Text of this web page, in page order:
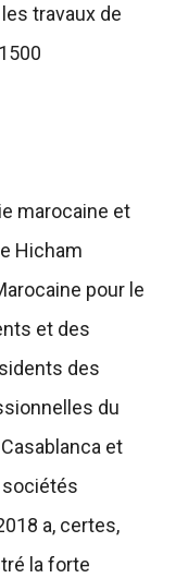
travaux de
marocaine et
Hicham
pour le
et des
des
du
et
sociétés
a, certes,
la forte